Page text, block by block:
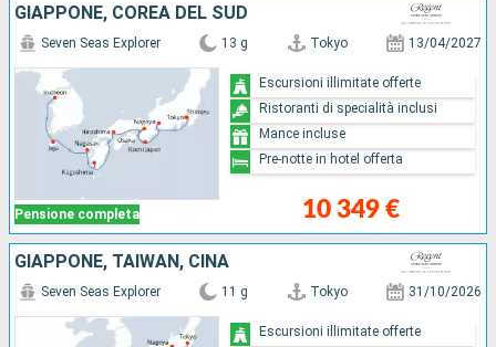
GIAPPONE, COREA DEL SUD
Pensione completa
Seven Seas Explorer 13 g Tokyo 13/04/2027
10 349 €
Escursioni illimitate offerte
Ristoranti di specialità inclusi
Mance incluse
Pre-notte in hotel offerta
GIAPPONE, TAIWAN, CINA
Seven Seas Explorer 11 g Tokyo 31/10/2026
Escursioni illimitate offerte